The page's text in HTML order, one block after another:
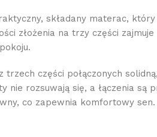
składany materac,
złożenia na trzy części
trzech części połączonych
nie rozsuwają się, a łączenia są
co zapewnia komfortowy sen.